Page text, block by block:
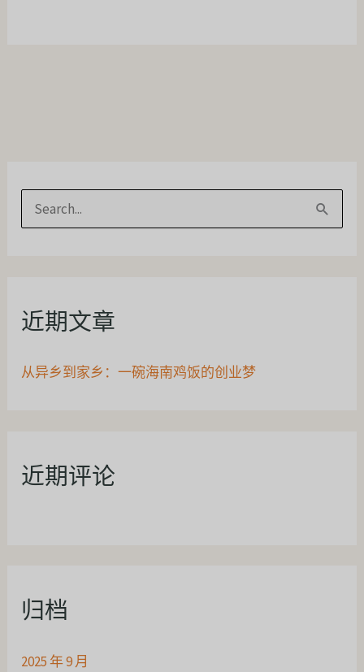
近期文章
从异乡到家乡：一碗海南鸡饭的创业梦
近期评论
归档
2025 年 9 月